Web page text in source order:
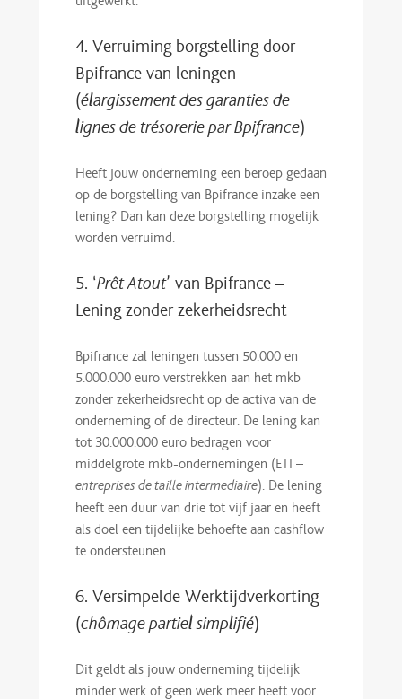
4. Verruiming borgstelling door
Bpifrance van leningen
(élargissement des garanties de
lignes de trésorerie par Bpifrance)
Heeft jouw onderneming een beroep gedaan
op de borgstelling van Bpifrance inzake een
lening? Dan kan deze borgstelling mogelijk
worden verruimd.
5. ‘Prêt Atout’ van Bpifrance –
Lening zonder zekerheidsrecht
Bpifrance zal leningen tussen 50.000 en
5.000.000 euro verstrekken aan het mkb
zonder zekerheidsrecht op de activa van de
onderneming of de directeur. De lening kan
tot 30.000.000 euro bedragen voor
middelgrote mkb-ondernemingen (ETI –
entreprises de taille intermediaire). De lening
heeft een duur van drie tot vijf jaar en heeft
als doel een tijdelijke behoefte aan cashflow
te ondersteunen.
6. Versimpelde Werktijdverkorting
(chômage partiel simplifié)
Dit geldt als jouw onderneming tijdelijk
minder werk of geen werk meer heeft voor